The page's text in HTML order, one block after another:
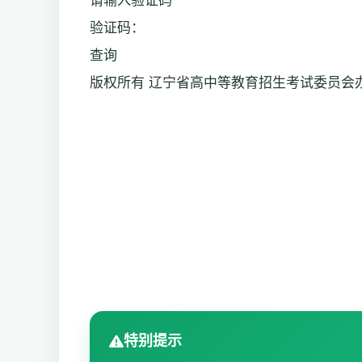
验证码：
查询
版权所有 辽宁省高中等教育招生考试委员会
特别提示